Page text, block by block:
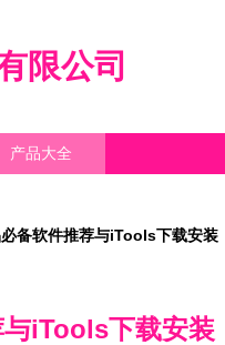
限公司
产品大全
备软件推荐与iTools下载安装
iTools下载安装